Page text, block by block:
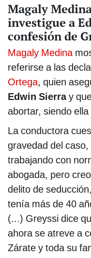
Magaly
investigue a
confesión de
Magaly Medina
referirse a las
Ortega, quien
Edwin Sierray
abortar, siendo
La conductora
gravedad del
trabajando con
abogada, pero
delito de
tenía más de 40
(...) Greyssi dice
ahora se atreve a
Zárate y toda su